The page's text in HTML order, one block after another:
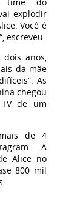
explodir
Você é
“, escreveu.
anos,
da mãe
As
chegou
de um
de 4
A
Alice no
800 mil